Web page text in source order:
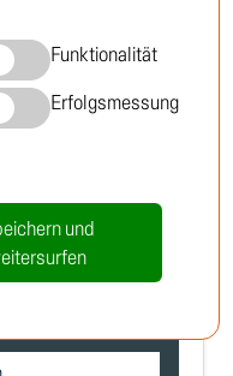
Sie sich
Funktionalität
Erfolgsmessung
und